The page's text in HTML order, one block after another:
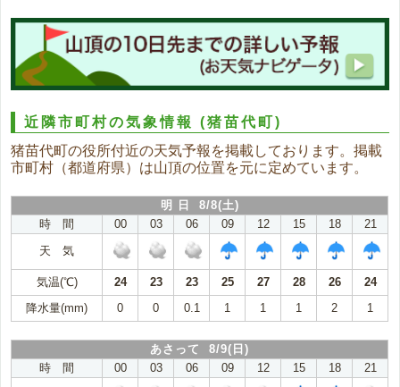
近隣市町村の気象情報(猪苗代町)
猪苗代町の役所付近の天気予報を掲載しております。掲載
市町村（都道府県）は山頂の位置を元に定めています。
明 日 8/8(土)
時 間
00 03 06 09 12 15 18
21
天 気
気温(℃) 24 23 23 25 27 28 26
24
降水量(mm)
0 0 0.1 1 1 1 2 1
あさって 8/9(日)
時 間
00 03 06 09 12 15 18
21